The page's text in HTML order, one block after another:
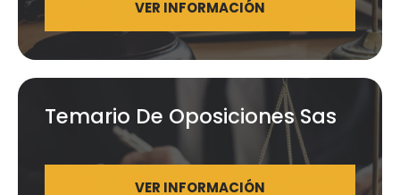
VER INFORMACIÓN
Temario De Oposiciones Sas
VER INFORMACIÓN